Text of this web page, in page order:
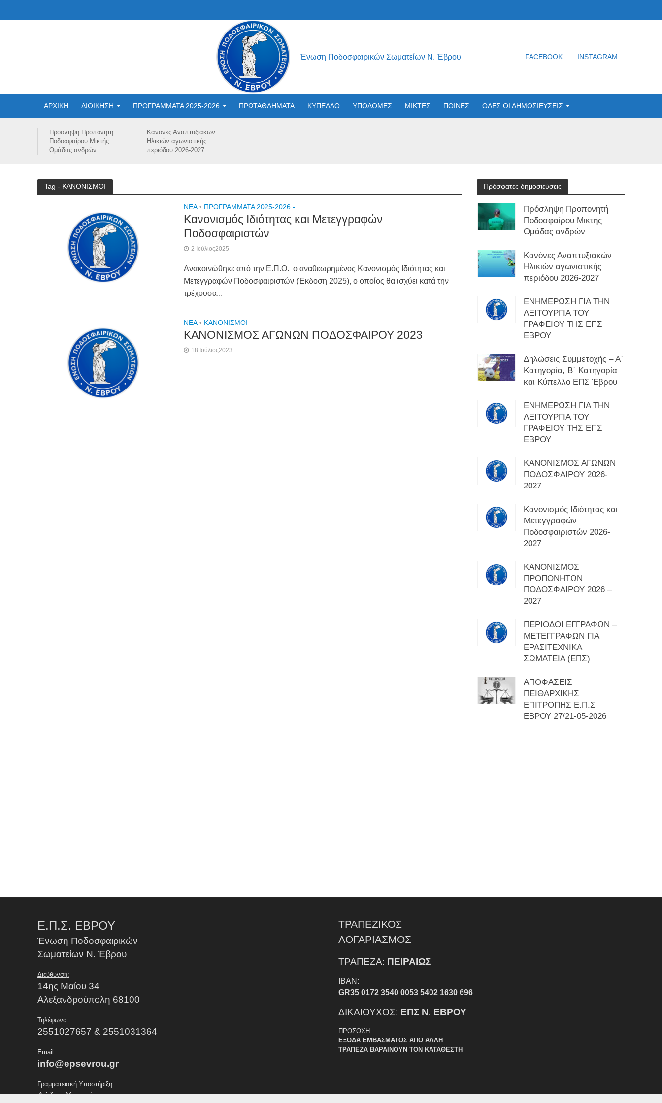
Ένωση Ποδοσφαιρικών Σωματείων Ν. Έβρου FACEBOOK INSTAGRAM
ΑΡΧΙΚΗ ΔΙΟΙΚΗΣΗ ΠΡΟΓΡΑΜΜΑΤΑ 2025-2026 ΠΡΩΤΑΘΛΗΜΑΤΑ ΚΥΠΕΛΛΟ ΥΠΟΔΟΜΕΣ ΜΙΚΤΕΣ ΠΟΙΝΕΣ ΟΛΕΣ ΟΙ ΔΗΜΟΣΙΕΥΣΕΙΣ
Πρόσληψη Προπονητή
Ποδοσφαίρου Μικτής
Ομάδας ανδρών
Κανόνες Αναπτυξιακών
Ηλικιών αγωνιστικής
περιόδου 2026-2027
Tag - ΚΑΝΟΝΙΣΜΟΙ
NEA • ΠΡΟΓΡΑΜΜΑΤΑ 2025-2026 -
Κανονισμός Ιδιότητας και Μετεγγραφών
Ποδοσφαιριστών
2 Ιούλιος2025
Ανακοινώθηκε από την Ε.Π.Ο. ο αναθεωρημένος Κανονισμός Ιδιότητας και
Μετεγγραφών Ποδοσφαιριστών (Έκδοση 2025), ο οποίος θα ισχύει κατά την
τρέχουσα...
NEA • ΚΑΝΟΝΙΣΜΟΙ
ΚΑΝΟΝΙΣΜΟΣ ΑΓΩΝΩΝ ΠΟΔΟΣΦΑΙΡΟΥ 2023
18 Ιούλιος2023
Πρόσφατες δημοσιεύσεις
Πρόσληψη Προπονητή
Ποδοσφαίρου Μικτής
Ομάδας ανδρών
Κανόνες Αναπτυξιακών
Ηλικιών αγωνιστικής
περιόδου 2026-2027
ΕΝΗΜΕΡΩΣΗ ΓΙΑ ΤΗΝ
ΛΕΙΤΟΥΡΓΙΑ ΤΟΥ
ΓΡΑΦΕΙΟΥ ΤΗΣ ΕΠΣ
ΕΒΡΟΥ
Δηλώσεις Συμμετοχής – Α΄
Κατηγορία, Β΄ Κατηγορία
και Κύπελλο ΕΠΣ Έβρου
ΕΝΗΜΕΡΩΣΗ ΓΙΑ ΤΗΝ
ΛΕΙΤΟΥΡΓΙΑ ΤΟΥ
ΓΡΑΦΕΙΟΥ ΤΗΣ ΕΠΣ
ΕΒΡΟΥ
ΚΑΝΟΝΙΣΜΟΣ ΑΓΩΝΩΝ
ΠΟΔΟΣΦΑΙΡΟΥ 2026-
2027
Κανονισμός Ιδιότητας και
Μετεγγραφών
Ποδοσφαιριστών 2026-
2027
ΚΑΝΟΝΙΣΜΟΣ
ΠΡΟΠΟΝΗΤΩΝ
ΠΟΔΟΣΦΑΙΡΟΥ 2026 –
2027
ΠΕΡΙΟΔΟΙ ΕΓΓΡΑΦΩΝ –
ΜΕΤΕΓΓΡΑΦΩΝ ΓΙΑ
ΕΡΑΣΙΤΕΧΝΙΚΑ
ΣΩΜΑΤΕΙΑ (ΕΠΣ)
ΑΠΟΦΑΣΕΙΣ
ΠΕΙΘΑΡΧΙΚΗΣ
ΕΠΙΤΡΟΠΗΣ Ε.Π.Σ
ΕΒΡΟΥ 27/21-05-2026
Ε.Π.Σ. ΕΒΡΟΥ
Ένωση Ποδοσφαιρικών
Σωματείων Ν. Έβρου
Διεύθυνση:
14ης Μαίου 34
Αλεξανδρούπολη 68100
Τηλέφωνα:
2551027657 & 2551031364
Email:
info@epsevrou.gr
Γραμματειακή Υποστήριξη:
Λάζου Χρυσή
ΤΡΑΠΕΖΙΚΟΣ
ΛΟΓΑΡΙΑΣΜΟΣ
ΤΡΑΠΕΖΑ: ΠΕΙΡΑΙΩΣ
IBAN:
GR35 0172 3540 0053 5402 1630 696
ΔΙΚΑΙΟΥΧΟΣ: ΕΠΣ Ν. ΕΒΡΟΥ
ΠΡΟΣΟΧΗ:
ΕΞΟΔΑ ΕΜΒΑΣΜΑΤΟΣ ΑΠΟ ΑΛΛΗ
ΤΡΑΠΕΖΑ ΒΑΡΑΙΝΟΥΝ ΤΟΝ ΚΑΤΑΘΕΣΤΗ